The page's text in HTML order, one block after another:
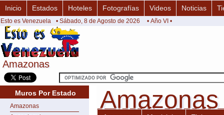
Amazonas
Amazonas
Inicio Estados Hoteles Fotografías Videos Noticias
Esto es Venezuela • Sábado, 8 de Agosto de 2026 • Año VI •
Muros Por Estado
Amazonas
Amazonas
Amazonas